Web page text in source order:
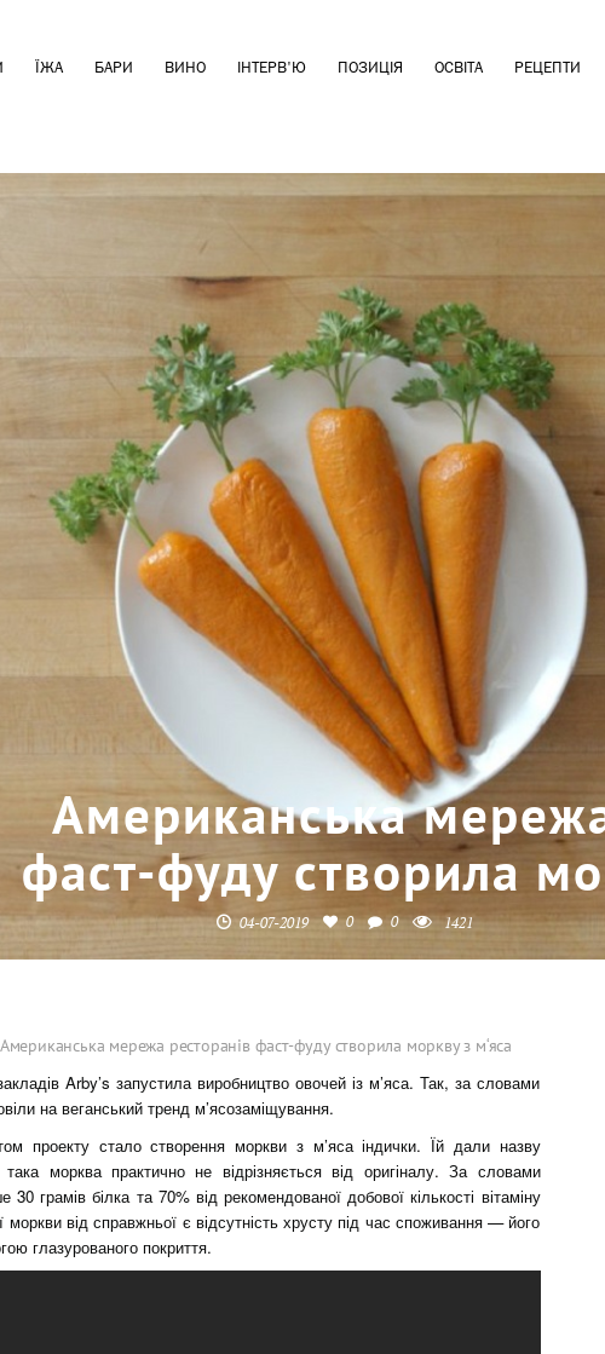
ЇЖА БАРИ ВИНО ІНТЕРВ'Ю ПОЗИЦІЯ ОСВІТА РЕЦЕПТИ
Американська
фаст-фуду створила
04-07-2019 0 0 1421
Американська мережа ресторанів фаст-фуду створила моркву з м‘яса
Arby’s запустила виробництво овочей із м’яса. Так, за словами
на веганський тренд м’ясозаміщування.
проекту стало створення моркви з м’яса індички. Їй дали назву
морква практично не відрізняється від оригіналу. За словами
30 грамів білка та 70% від рекомендованої добової кількості вітаміну
моркви від справжньої є відсутність хрусту під час споживання — його
глазурованого покриття.